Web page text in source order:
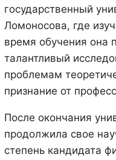
государственный
Ломоносова, где
время обучения она
талантливый
проблемам
признание от
После окончания
продолжила свое
степень кандидата